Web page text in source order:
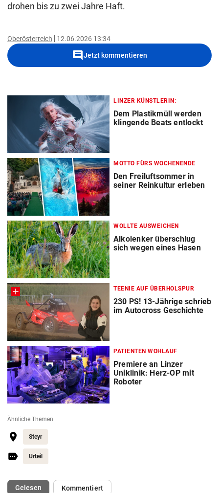
drohen bis zu zwei Jahre Haft.
Oberösterreich 12.06.2026 13:34
commentJetzt kommentieren
LINZER KÜNSTLERIN:
Dem Plastikmüll werden
klingende Beats entlockt
MOTTO FÜRS WOCHENENDE
Den Freiluftsommer in
seiner Reinkultur erleben
WOLLTE AUSWEICHEN
Alkolenker überschlug
sich wegen eines Hasen
TEENIE AUF ÜBERHOLSPUR
230 PS! 13-Jährige schrieb
im Autocross Geschichte
PATIENTEN WOHLAUF
Premiere an Linzer
Uniklinik: Herz-OP mit
Roboter
Ähnliche Themen
Steyr
Urteil
Gelesen(ausgewählt)Kommentiert